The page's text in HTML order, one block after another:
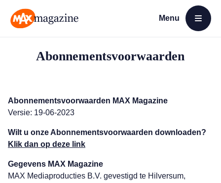
Menu
Open menu
Abonnementsvoorwaarden
Abonnementsvoorwaarden MAX Magazine
Versie: 19-06-2023
Wilt u onze Abonnementsvoorwaarden downloaden?
Klik dan op deze link
Gegevens MAX Magazine
MAX Mediaproducties B.V. gevestigd te Hilversum,